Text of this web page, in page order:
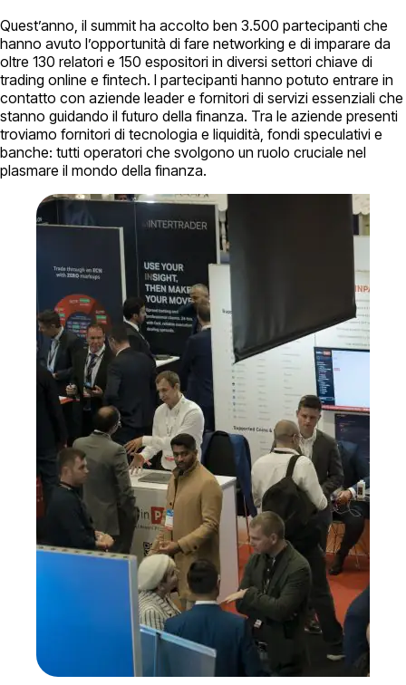
Quest’anno, il summit ha accolto ben 3.500 partecipanti che
hanno avuto l’opportunità di fare networking e di imparare da
oltre 130 relatori e 150 espositori in diversi settori chiave di
trading online e fintech. I partecipanti hanno potuto entrare in
contatto con aziende leader e fornitori di servizi essenziali che
stanno guidando il futuro della finanza. Tra le aziende presenti
troviamo fornitori di tecnologia e liquidità, fondi speculativi e
banche: tutti operatori che svolgono un ruolo cruciale nel
plasmare il mondo della finanza.